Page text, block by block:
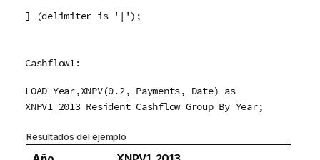
] (delimiter is '|');
Cashflow1:
LOAD Year,XNPV(0.2, Payments, Date) as
XNPV1_2013 Resident Cashflow Group By Year;
Resultados del ejemplo